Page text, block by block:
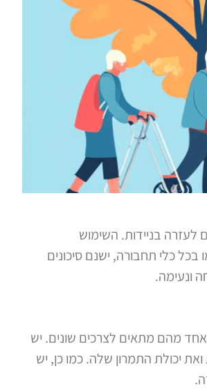
לעזרה בניידות. השימוש
כלי תחבורה, ישנם סיכונים
ונעימה.
מהם מתאים לצרכים שונים. יש
יכולת התמרון שלה. כמו כן, יש